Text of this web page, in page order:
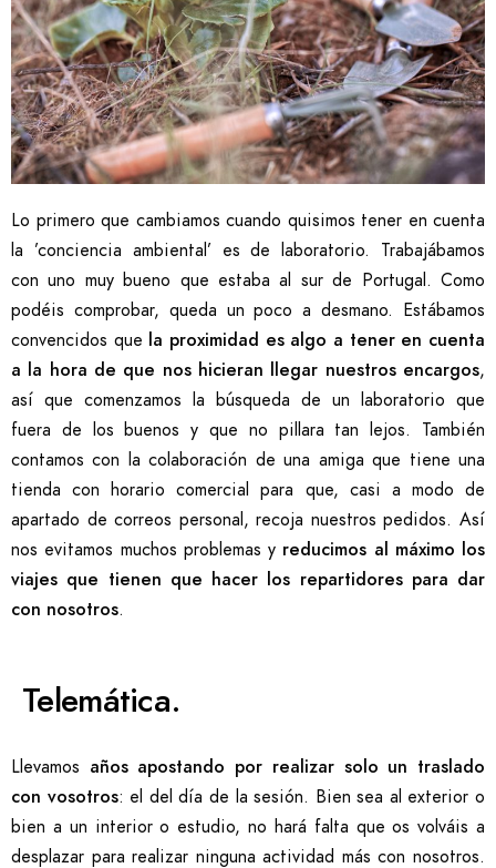
Lo primero que cambiamos cuando quisimos tener en cuenta
la ’conciencia ambiental’ es de laboratorio. Trabajábamos
con uno muy bueno que estaba al sur de Portugal. Como
podéis comprobar, queda un poco a desmano. Estábamos
convencidos que la proximidad es algo a tener en cuenta
a la hora de que nos hicieran llegar nuestros encargos,
así que comenzamos la búsqueda de un laboratorio que
fuera de los buenos y que no pillara tan lejos. También
contamos con la colaboración de una amiga que tiene una
tienda con horario comercial para que, casi a modo de
apartado de correos personal, recoja nuestros pedidos. Así
nos evitamos muchos problemas y reducimos al máximo los
viajes que tienen que hacer los repartidores para dar
con nosotros.
Telemática.
Llevamos años apostando por realizar solo un traslado
con vosotros: el del día de la sesión. Bien sea al exterior o
bien a un interior o estudio, no hará falta que os volváis a
desplazar para realizar ninguna actividad más con nosotros.